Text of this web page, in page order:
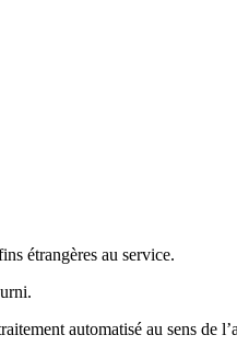
étrangères au service.
automatisé au sens de